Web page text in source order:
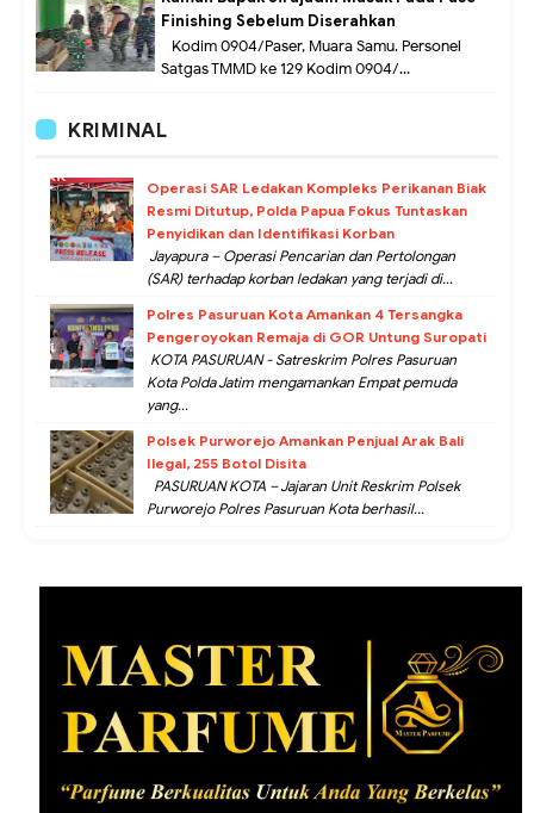
Finishing Sebelum Diserahkan
Kodim 0904/Paser, Muara Samu. Personel
Satgas TMMD ke 129 Kodim 0904/...
KRIMINAL
Operasi SAR Ledakan Kompleks Perikanan Biak
Resmi Ditutup, Polda Papua Fokus Tuntaskan
Penyidikan dan Identifikasi Korban
Jayapura – Operasi Pencarian dan Pertolongan
(SAR) terhadap korban ledakan yang terjadi di...
Polres Pasuruan Kota Amankan 4 Tersangka
Pengeroyokan Remaja di GOR Untung Suropati
KOTA PASURUAN - Satreskrim Polres Pasuruan
Kota Polda Jatim mengamankan Empat pemuda
yang...
Polsek Purworejo Amankan Penjual Arak Bali
Ilegal, 255 Botol Disita
PASURUAN KOTA – Jajaran Unit Reskrim Polsek
Purworejo Polres Pasuruan Kota berhasil...